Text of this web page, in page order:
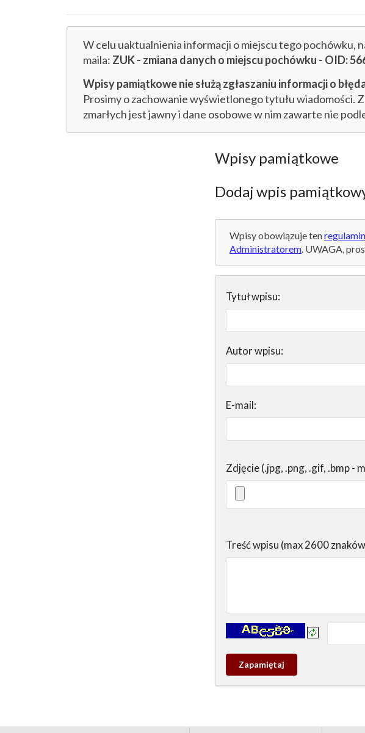
W celu uaktualnienia informacji o miejscu tego pochówku,
maila: ZUK - zmiana danych o miejscu pochówku - OID:
Wpisy pamiątkowe nie służą zgłaszaniu informacji o
Prosimy o zachowanie wyświetlonego tytułu wiadomości.
zmarłych jest jawny i dane osobowe w nim zawarte nie
Wpisy pamiątkowe
Dodaj wpis
Wpisy obowiązuje tenregulamin
Administratorem . UWAGA,
Tytuł wpisu:
Autor wpisu:
E-mail:
Zdjęcie (.jpg, .png, .gif, .bmp -
Treść wpisu (max 2600
Kontrola - wprowadź tekst z obrazka:
Zapamietaj
wpis